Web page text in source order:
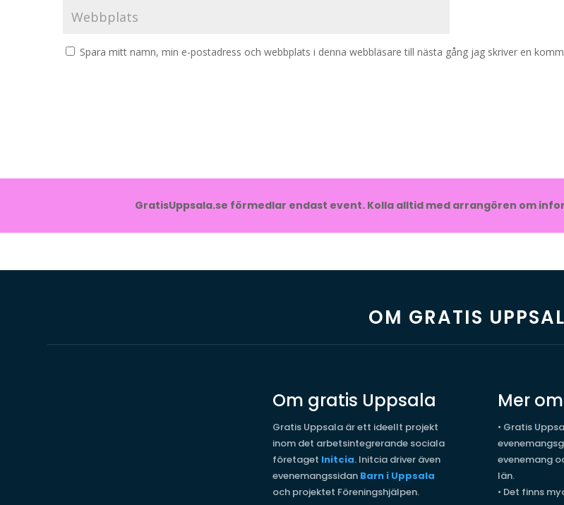
Spara mitt namn, min e-postadress och webbplats i denna webbläsare till nästa gång jag skriver en
GratisUppsala.se förmedlar endast event. Kolla alltid med arrangören om
OM GRATIS
Om gratis Uppsala
Gratis Uppsala är ett ideellt projekt
inom det arbetsintegrerande sociala
företaget Initcia. Initcia driver även
evenemangssidan Barn i Uppsala
och projektet Föreningshjälpen.
Mer
• Gratis
evenemang
län.
• Det finns